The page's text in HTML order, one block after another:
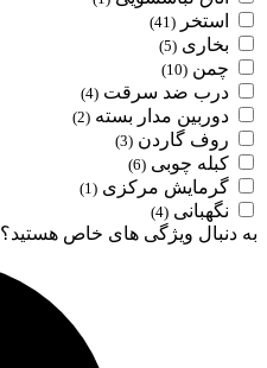
استخر (41)
بخاری (5)
چمن (10)
درب ضد سرقت (4)
دوربین مدار بسته (2)
روف گاردن (3)
کبله چوبی (6)
گرمایش مرکزی (1)
نگهبانی (4)
به دنبال ویژگی های خاص هستید؟